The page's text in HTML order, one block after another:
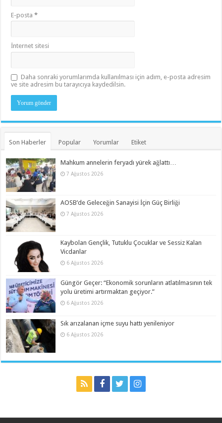
E-posta*
İnternet sitesi
Daha sonraki yorumlarımda kullanılması için adım, e-posta adresim
ve site adresim bu tarayıcıya kaydedilsin.
Son Haberler Popular Yorumlar Etiket
Mahkum annelerin feryadı yürek ağlattı…
7 Ağustos 2026
AOSB’de Geleceğin Sanayisi İçin Güç Birliği
7 Ağustos 2026
Kaybolan Gençlik, Tutuklu Çocuklar ve Sessiz Kalan
Vicdanlar
6 Ağustos 2026
Güngör Geçer: “Ekonomik sorunların atlatılmasının tek
yolu üretimi artırmaktan geçiyor.”
6 Ağustos 2026
Sık arızalanan içme suyu hattı yenileniyor
6 Ağustos 2026